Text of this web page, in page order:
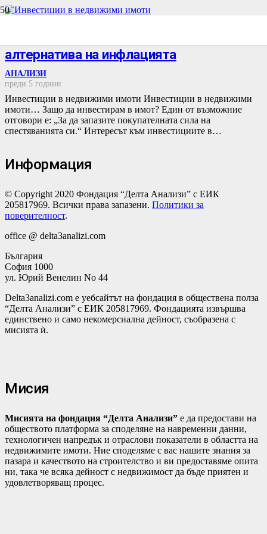
алтернатива на инфлацията
АНАЛИЗИ
преди 5 години
Инвестиции в недвижими имоти Инвестиции в недвижими
имоти… Защо да инвестирам в имот? Един от възможние
отговори е: „За да запазите покупателната сила на
спестяванията си.“ Интересът към инвестициите в…
Информация
© Copyright 2020 Фондация “Делта Анализи” с ЕИК
205817969. Всички права запазени. Политики за
поверителност.
office @ delta3analizi.com
България
София 1000
ул. Юрий Венелин No 44
Delta3analizi.com e уебсайтът на фондация в обществена полза
“Делта Анализи” с ЕИК 205817969. Фондацията извършва
единствено и само некомерсиална дейност, съобразена с
мисията ѝ.
Мисия
Мисията на фондация “Делта Анализи” е да предостави на
обществото платформа за споделяне на навременни данни,
технологичен напредък и отраслови показатели в областта на
недвижимите имоти. Ние споделяме с вас нашите знания за
пазара и качеството на строителство и ви предоставяме опита
ни, така че всяка дейност с недвижимост да бъде приятен и
удовлетворяващ процес.